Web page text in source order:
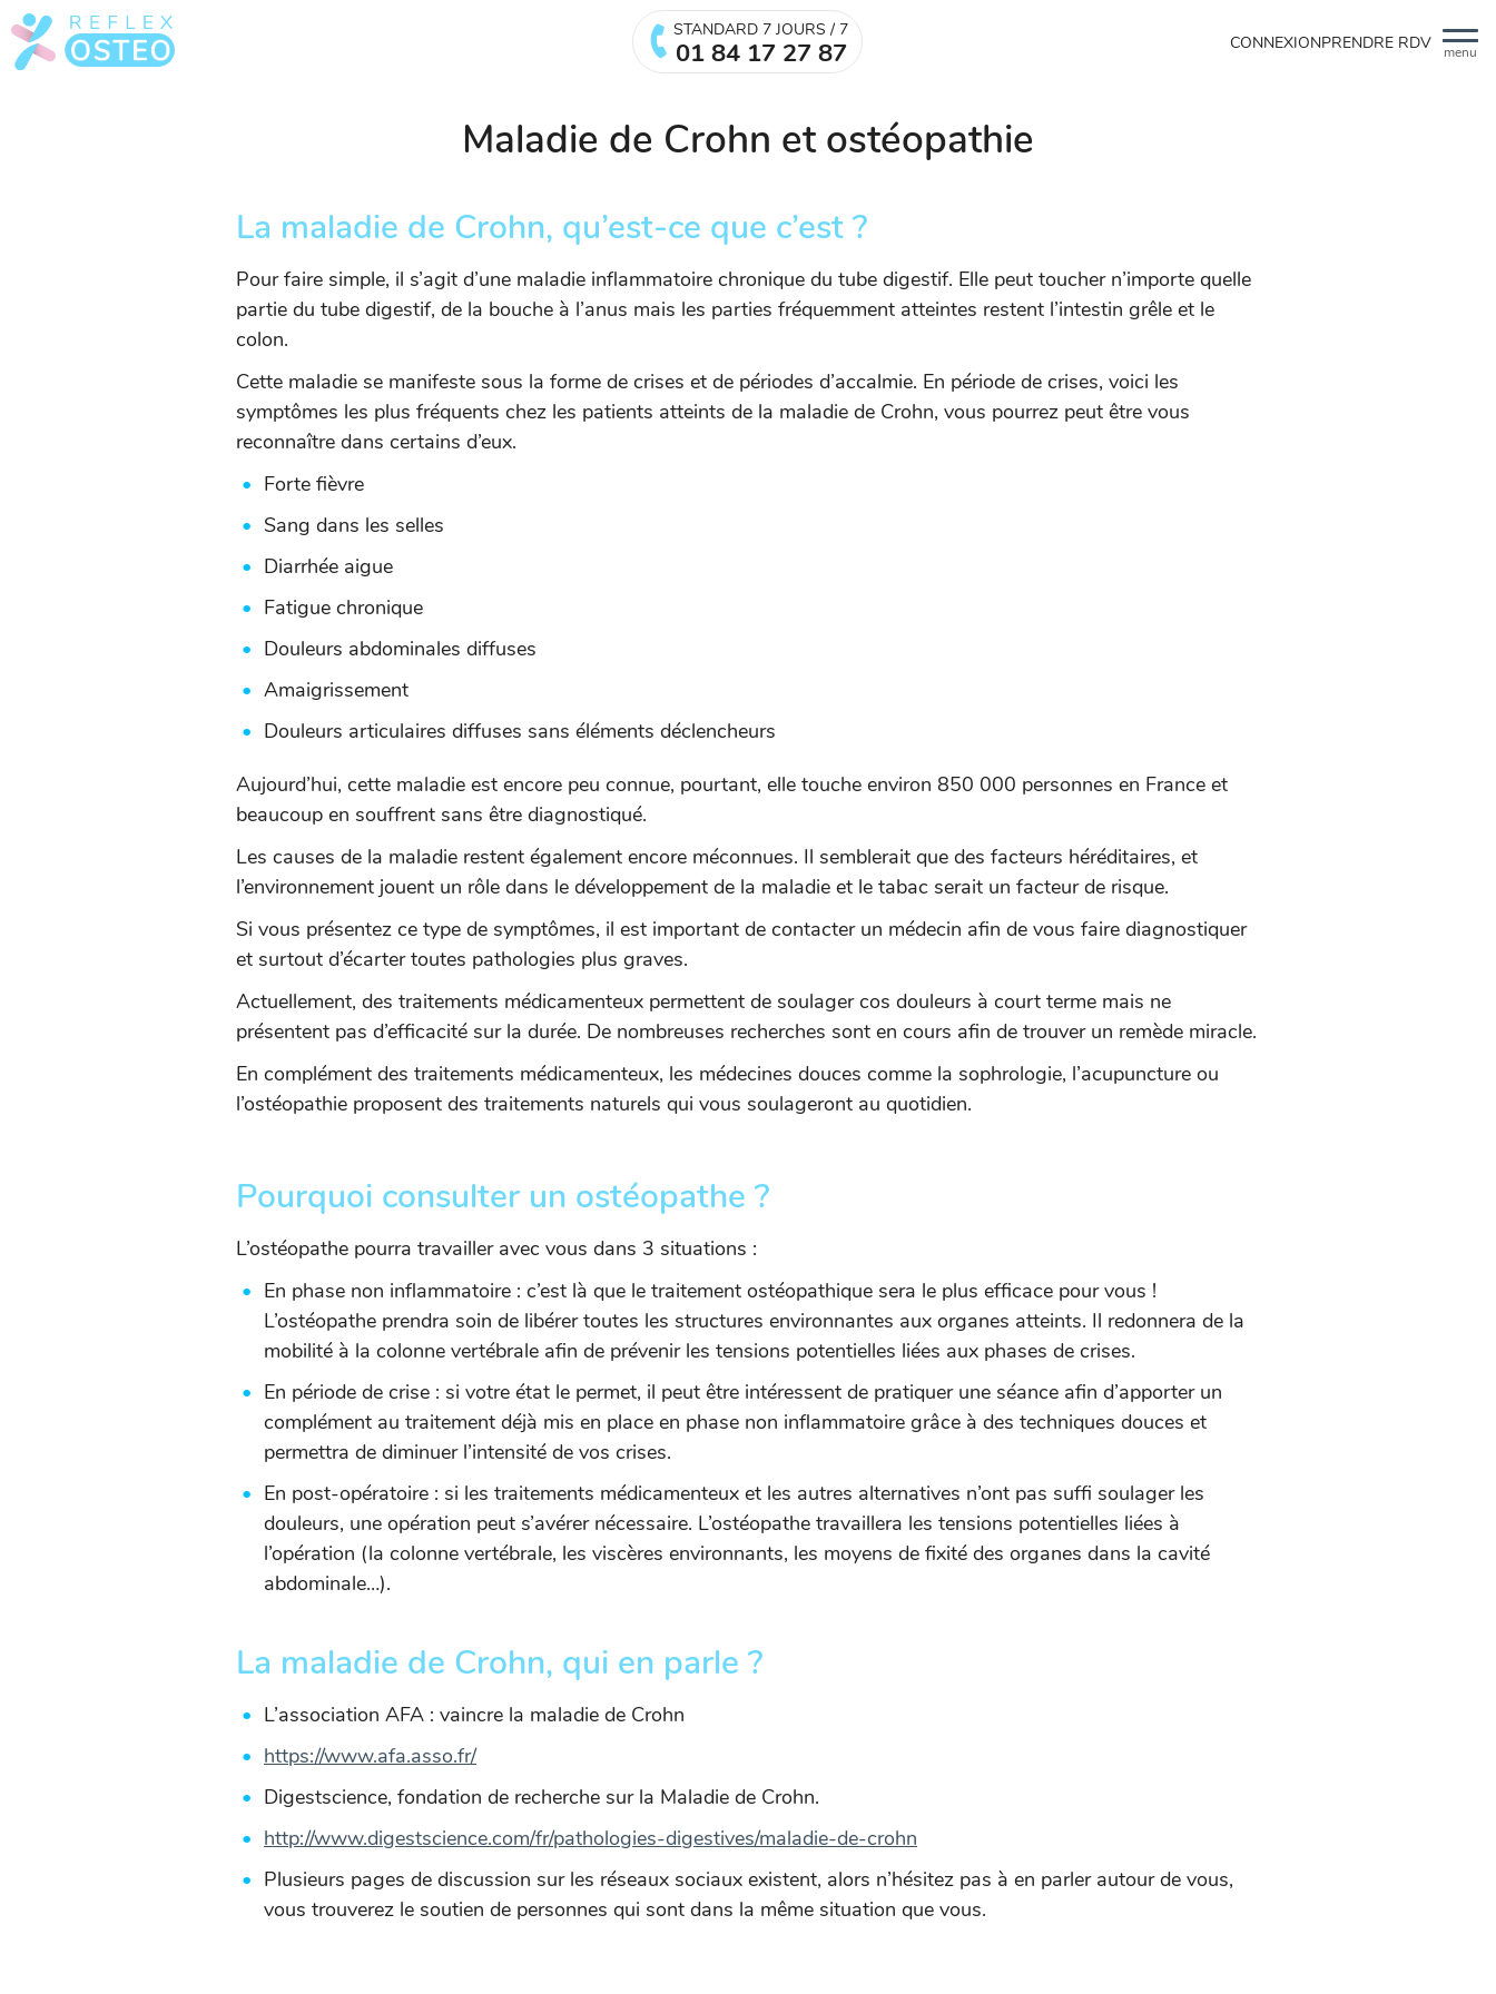
menu
STANDARD 7 JOURS / 7
01 84 17 27 87 CONNEXIONPRENDRE RDV
Maladie de Crohn et ostéopathie
La maladie de Crohn, qu’est-ce que c’est ?
Pour faire simple, il s’agit d’une maladie inflammatoire chronique du tube digestif. Elle peut toucher n’importe quelle
partie du tube digestif, de la bouche à l’anus mais les parties fréquemment atteintes restent l’intestin grêle et le
colon.
Cette maladie se manifeste sous la forme de crises et de périodes d’accalmie. En période de crises, voici les
symptômes les plus fréquents chez les patients atteints de la maladie de Crohn, vous pourrez peut être vous
reconnaître dans certains d’eux.
Forte fièvre
Sang dans les selles
Diarrhée aigue
Fatigue chronique
Douleurs abdominales diffuses
Amaigrissement
Douleurs articulaires diffuses sans éléments déclencheurs
Aujourd’hui, cette maladie est encore peu connue, pourtant, elle touche environ 850 000 personnes en France et
beaucoup en souffrent sans être diagnostiqué.
Les causes de la maladie restent également encore méconnues. Il semblerait que des facteurs héréditaires, et
l’environnement jouent un rôle dans le développement de la maladie et le tabac serait un facteur de risque.
Si vous présentez ce type de symptômes, il est important de contacter un médecin afin de vous faire diagnostiquer
et surtout d’écarter toutes pathologies plus graves.
Actuellement, des traitements médicamenteux permettent de soulager cos douleurs à court terme mais ne
présentent pas d’efficacité sur la durée. De nombreuses recherches sont en cours afin de trouver un remède miracle.
En complément des traitements médicamenteux, les médecines douces comme la sophrologie, l’acupuncture ou
l’ostéopathie proposent des traitements naturels qui vous soulageront au quotidien.
Pourquoi consulter un ostéopathe ?
L’ostéopathe pourra travailler avec vous dans 3 situations :
En phase non inflammatoire : c’est là que le traitement ostéopathique sera le plus efficace pour vous !
L’ostéopathe prendra soin de libérer toutes les structures environnantes aux organes atteints. Il redonnera de la
mobilité à la colonne vertébrale afin de prévenir les tensions potentielles liées aux phases de crises.
En période de crise : si votre état le permet, il peut être intéressent de pratiquer une séance afin d’apporter un
complément au traitement déjà mis en place en phase non inflammatoire grâce à des techniques douces et
permettra de diminuer l’intensité de vos crises.
En post-opératoire : si les traitements médicamenteux et les autres alternatives n’ont pas suffi soulager les
douleurs, une opération peut s’avérer nécessaire. L’ostéopathe travaillera les tensions potentielles liées à
l’opération (la colonne vertébrale, les viscères environnants, les moyens de fixité des organes dans la cavité
abdominale…).
La maladie de Crohn, qui en parle ?
L’association AFA : vaincre la maladie de Crohn
https://www.afa.asso.fr/
Digestscience, fondation de recherche sur la Maladie de Crohn.
http://www.digestscience.com/fr/pathologies-digestives/maladie-de-crohn
Plusieurs pages de discussion sur les réseaux sociaux existent, alors n’hésitez pas à en parler autour de vous,
vous trouverez le soutien de personnes qui sont dans la même situation que vous.